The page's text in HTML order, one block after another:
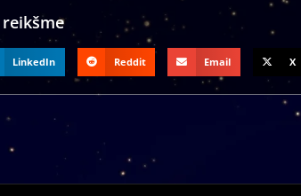
LinkedIn Reddit Email X